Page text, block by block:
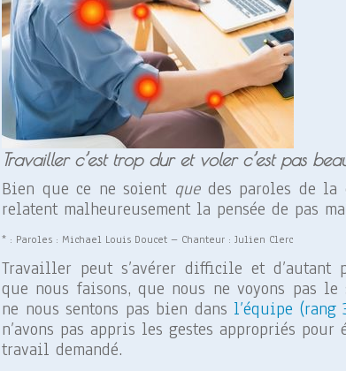
Travailler c’est trop dur et voler c’est pas
Bien que ce ne soient quedes paroles de la
relatent malheureusement la pensée de pas
* : Paroles : Michael Louis Doucet – Chanteur : Julien Clerc
Travailler peut s’avérer difficile et d’autant
que nous faisons, que nous ne voyons pas
ne nous sentons pas bien dans l’équipe (rang
n’avons pas appris les gestes appropriés
travail demandé.